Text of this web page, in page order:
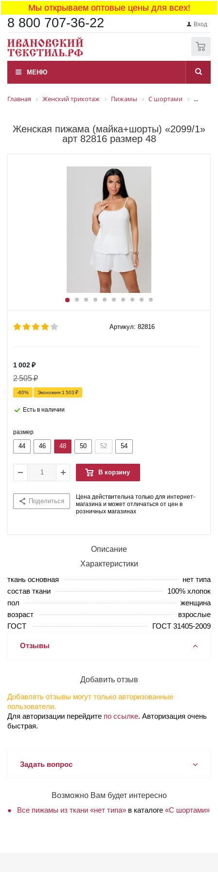
Мы открываем оптовые цены для всех!
8 800 707-36-22 Вход
МЕНЮ
Главная Женский трикотаж Пижамы С шортами ...
Женская пижама (майка+шорты) «2099/1»
арт 82816 размер 48
Артикул: 82816
1 002₽
2 505₽
-60% Экономия 1 503 ₽
Есть в наличии
размер
44 46 48 50 52 54
В корзину
Поделиться
Цена действительна только для интернет-
магазина и может отличаться от цен в
розничных магазинах
Описание
Характеристики
ткань основная
нет типа
состав ткани
100% хлопок
пол
женщина
возраст
взрослые
ГОСТ
ГОСТ 31405-2009
Отзывы
Добавить отзыв
Добавлять отзывы могут только авторизованные
пользователи.
Для авторизации перейдите по ссылке. Авторизация очень
быстрая.
Задать вопрос
Возможно Вам будет интересно
Все пижамы из ткани «нет типа» в каталоге «С шортами»